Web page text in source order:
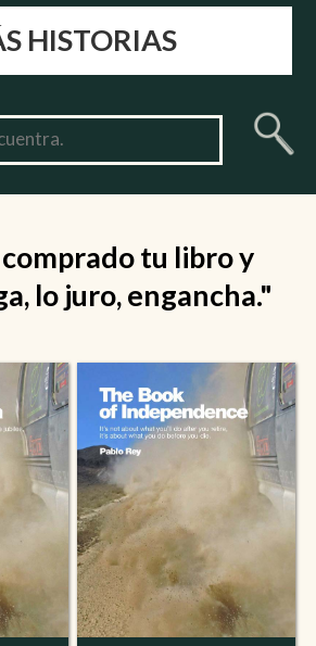
HISTORIAS
tu libro y
lo juro, engancha."